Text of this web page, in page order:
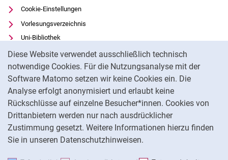
Diese Website verwendet ausschließlich technisch
notwendige Cookies. Für die Nutzungsanalyse mit der
Software Matomo setzen wir keine Cookies ein. Die
Analyse erfolgt anonymisiert und erlaubt keine
Rückschlüsse auf einzelne Besucher*innen. Cookies von
Drittanbietern werden nur nach ausdrücklicher
Zustimmung gesetzt. Weitere Informationen hierzu finden
Sie in unseren Datenschutzhinweisen.
Cookie-Einstellungen
Vorlesungsverzeichnis
Uni-Bibliothek
Moodle
Panopto
Datenschutz
Barrierefreiheit
Transparenter KI-Einsatz